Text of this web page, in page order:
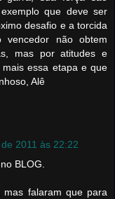
que deve ser
desafio e a torcida
vencedor não obtem
mas por atitudes e
essa etapa e que
Alê
2011 às 22:22
BLOG.
falaram que para